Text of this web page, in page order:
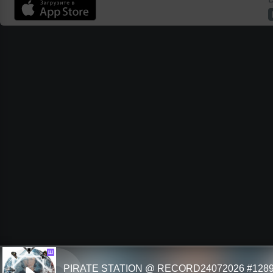
Ш
PIRATE STATION @ RECORD24072026